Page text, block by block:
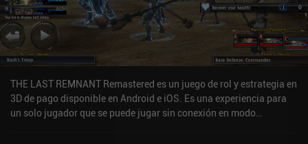
THE LAST REMNANT Remastered es un juego de rol y estrategia en
3D de pago disponible en Android e iOS. Es una experiencia para
un solo jugador que se puede jugar sin conexión en modo